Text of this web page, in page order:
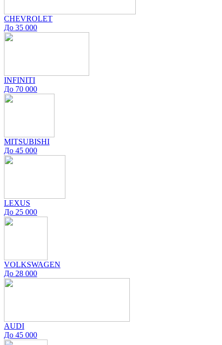
CHEVROLET
До 35 000
INFINITI
До 70 000
MITSUBISHI
До 45 000
LEXUS
До 25 000
VOLKSWAGEN
До 28 000
AUDI
До 45 000